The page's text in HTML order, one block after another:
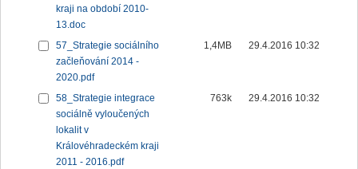
kraji na období 2010-
13.doc
57_Strategie sociálního
začleňování 2014 -
2020.pdf
1,4MB 29.4.2016 10:32
58_Strategie integrace
sociálně vyloučených
lokalit v
Královéhradeckém kraji
2011 - 2016.pdf
763k 29.4.2016 10:32